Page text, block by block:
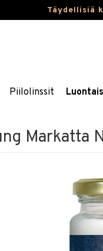
Täydellisiä
Piilolinssit
Markatta